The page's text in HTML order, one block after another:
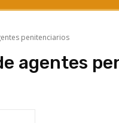
penitenciarios
agentes